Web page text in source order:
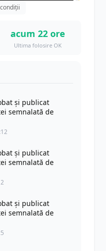
acum 22 ore
Ultima folosire OK
și publicat
semnalată de
și publicat
semnalată de
și publicat
semnalată de